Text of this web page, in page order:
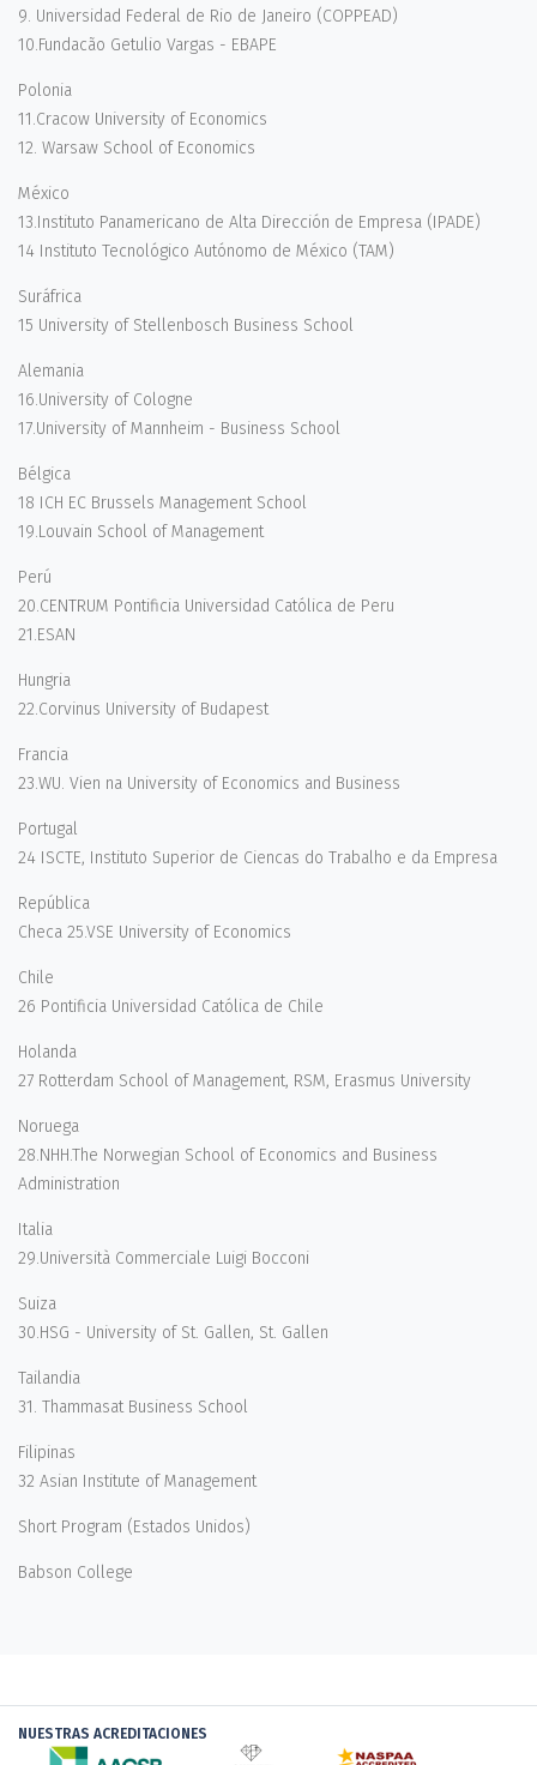
9. Universidad Federal de Rio de Janeiro (COPPEAD)
10.Fundacão Getulio Vargas - EBAPE
Polonia
11.Cracow University of Economics
12. Warsaw School of Economics
México
13.Instituto Panamericano de Alta Dirección de Empresa (IPADE)
14 Instituto Tecnológico Autónomo de México (TAM)
Suráfrica
15 University of Stellenbosch Business School
Alemania
16.University of Cologne
17.University of Mannheim - Business School
Bélgica
18 ICH EC Brussels Management School
19.Louvain School of Management
Perú
20.CENTRUM Pontificia Universidad Católica de Peru
21.ESAN
Hungria
22.Corvinus University of Budapest
Francia
23.WU. Vien na University of Economics and Business
Portugal
24 ISCTE, Instituto Superior de Ciencas do Trabalho e da Empresa
República
Checa 25.VSE University of Economics
Chile
26 Pontificia Universidad Católica de Chile
Holanda
27 Rotterdam School of Management, RSM, Erasmus University
Noruega
28.NHH.The Norwegian School of Economics and Business
Administration
Italia
29.Università Commerciale Luigi Bocconi
Suiza
30.HSG - University of St. Gallen, St. Gallen
Tailandia
31. Thammasat Business School
Filipinas
32 Asian Institute of Management
Short Program (Estados Unidos)
Babson College
NUESTRAS ACREDITACIONES